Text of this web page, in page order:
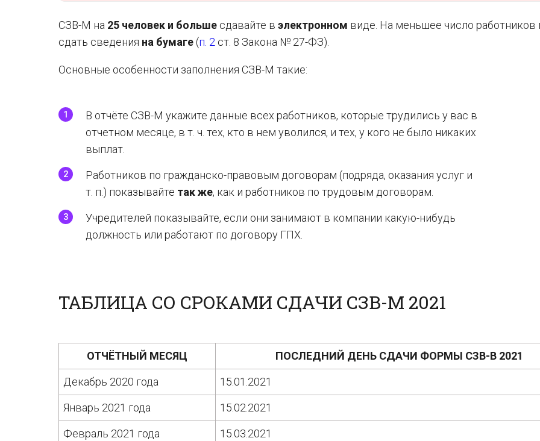
СЗВ-М на 25 человек и больше сдавайте в электронном виде. На меньшее число
сдать сведения на бумаге (п. 2 ст. 8 Закона № 27-ФЗ).
Основные особенности заполнения СЗВ-М такие:
В отчёте СЗВ-М укажите данные всех работников, которые трудились у вас в
отчетном месяце, в т. ч. тех, кто в нем уволился, и тех, у кого не было никаких
выплат.
Работников по гражданско-правовым договорам (подряда, оказания услуг и
т. п.) показывайте так же, как и работников по трудовым договорам.
Учредителей показывайте, если они занимают в компании какую-нибудь
должность или работают по договору ГПХ.
ТАБЛИЦА СО СРОКАМИ СДАЧИ СЗВ-М 2021
ОТЧЁТНЫЙ МЕСЯЦ ПОСЛЕДНИЙ ДЕНЬ СДАЧИ ФОРМЫ СЗВ-В 2021
Декабрь 2020 года 15.01.2021
Январь 2021 года 15.02.2021
Февраль 2021 года 15.03.2021